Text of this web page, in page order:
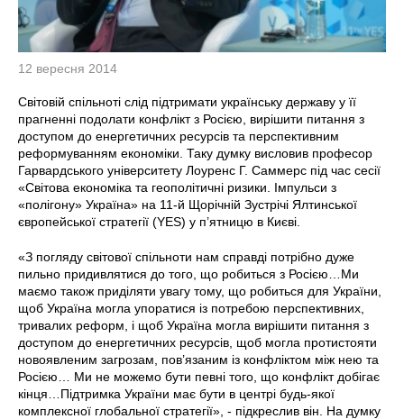
12 вересня 2014
Світовій спільноті слід підтримати українську державу у її
прагненні подолати конфлікт з Росією, вирішити питання з
доступом до енергетичних ресурсів та перспективним
реформуванням економіки. Таку думку висловив професор
Гарвардського університету Лоуренс Г. Саммерс під час сесії
«Світова економіка та геополітичні ризики. Імпульси з
«полігону» Україна» на 11-й Щорічній Зустрічі Ялтинської
європейської стратегії (YES) у п’ятницю в Києві.
«З погляду світової спільноти нам справді потрібно дуже
пильно придивлятися до того, що робиться з Росією…Ми
маємо також приділяти увагу тому, що робиться для України,
щоб Україна могла упоратися із потребою перспективних,
тривалих реформ, і щоб Україна могла вирішити питання з
доступом до енергетичних ресурсів, щоб могла протистояти
новоявленим загрозам, пов’язаним із конфліктом між нею та
Росією… Ми не можемо бути певні того, що конфлікт добігає
кінця…Підтримка України має бути в центрі будь-якої
комплексної глобальної стратегії», - підкреслив він. На думку